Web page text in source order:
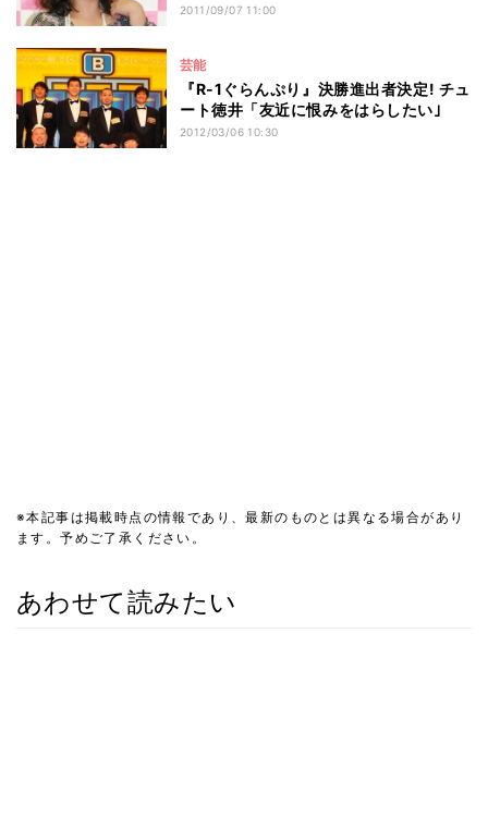
2011/09/07 11:00
芸能
『R-1ぐらんぷり』決勝進出者決定! チュ
ート徳井「友近に恨みをはらしたい｣
2012/03/06 10:30
※本記事は掲載時点の情報であり、最新のものとは異なる場合があり
ます。予めご了承ください。
あわせて読みたい